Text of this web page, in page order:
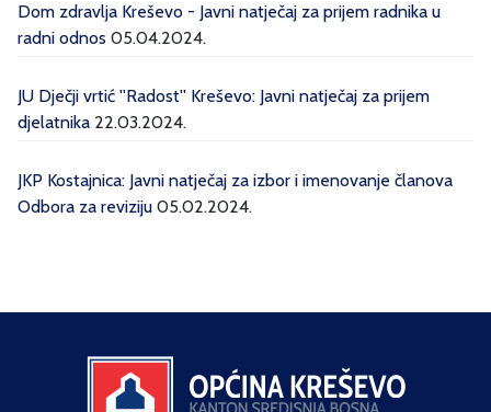
Dom zdravlja Kreševo - Javni natječaj za prijem radnika u
radni odnos 05.04.2024.
JU Dječji vrtić ''Radost'' Kreševo: Javni natječaj za prijem
djelatnika 22.03.2024.
JKP Kostajnica: Javni natječaj za izbor i imenovanje članova
Odbora za reviziju 05.02.2024.